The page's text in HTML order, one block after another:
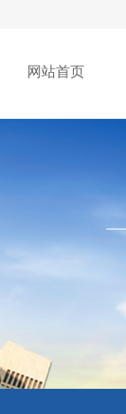
网站首页